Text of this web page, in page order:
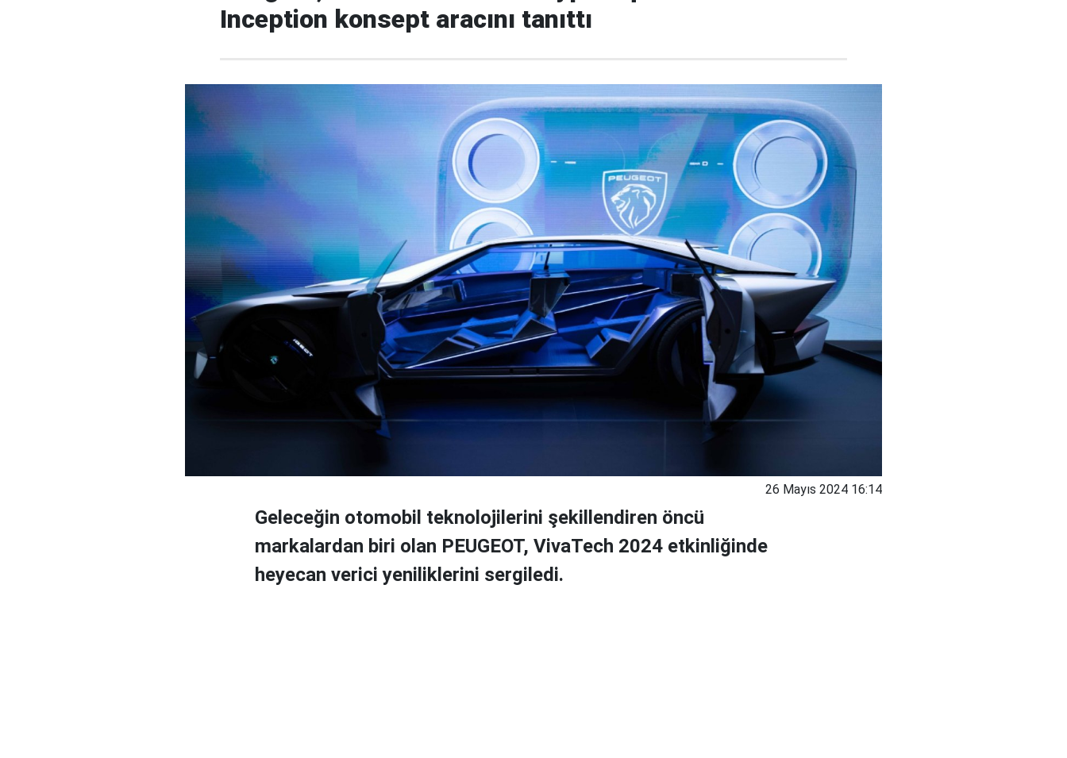
Inception konsept aracını tanıttı
26 Mayıs 2024 16:14
Geleceğin otomobil teknolojilerini şekillendiren öncü
markalardan biri olan PEUGEOT, VivaTech 2024 etkinliğinde
heyecan verici yeniliklerini sergiledi.